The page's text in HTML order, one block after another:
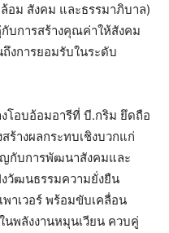
อม สังคม และธรรมาภิบาล)
บการสร้างคุณค่าให้สังคม
งการยอมรับในระดับ
โอบอ้อมอารีที่ บี.กริม ยึดถือ
ร้างผลกระทบเชิงบวกแก่
กับการพัฒนาสังคมและ
วัฒนธรรมความยั่งยืน
าเวอร์ พร้อมขับเคลื่อน
พลังงานหมุนเวียน ควบคู่